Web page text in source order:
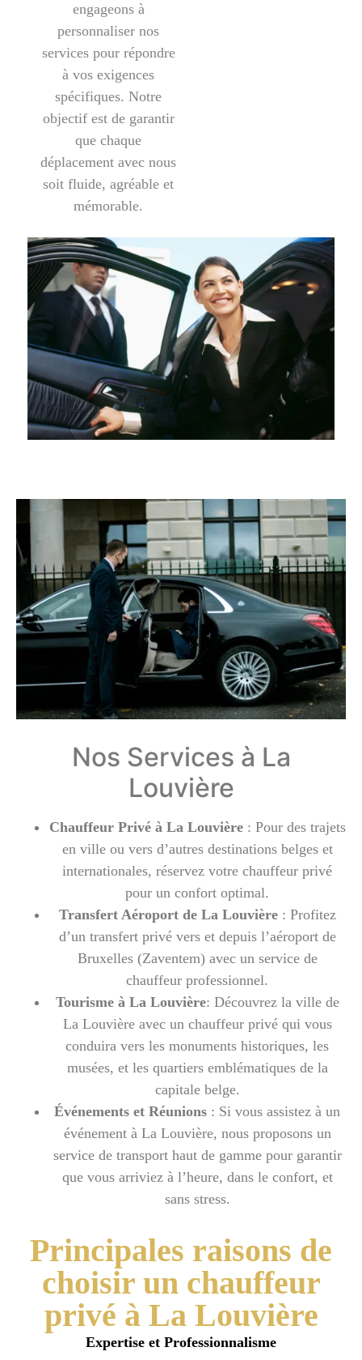
engageons à
personnaliser nos
services pour répondre
à vos exigences
spécifiques. Notre
objectif est de garantir
que chaque
déplacement avec nous
soit fluide, agréable et
mémorable.
Nos Services à La
Louvière
Chauffeur Privé à La Louvière: Pour des trajets
en ville ou vers d’autres destinations belges et
internationales, réservez votre chauffeur privé
pour un confort optimal.
Transfert Aéroport de La Louvière: Profitez
d’un transfert privé vers et depuis l’aéroport de
Bruxelles (Zaventem) avec un service de
chauffeur professionnel.
Tourisme à La Louvière: Découvrez la ville de
La Louvière avec un chauffeur privé qui vous
conduira vers les monuments historiques, les
musées, et les quartiers emblématiques de la
capitale belge.
Événements et Réunions : Si vous assistez à un
événement à La Louvière, nous proposons un
service de transport haut de gamme pour garantir
que vous arriviez à l’heure, dans le confort, et
sans stress.
Principales raisons de
choisir un chauffeur
privé à La Louvière
Expertise et Professionnalisme